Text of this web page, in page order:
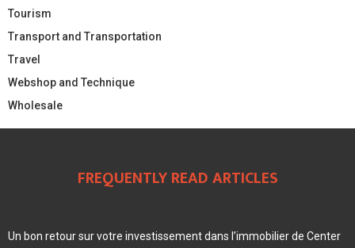
Tourism
Transport and Transportation
Travel
Webshop and Technique
Wholesale
FREQUENTLY READ ARTICLES
Un bon retour sur votre investissement dans l’immobilier de Center